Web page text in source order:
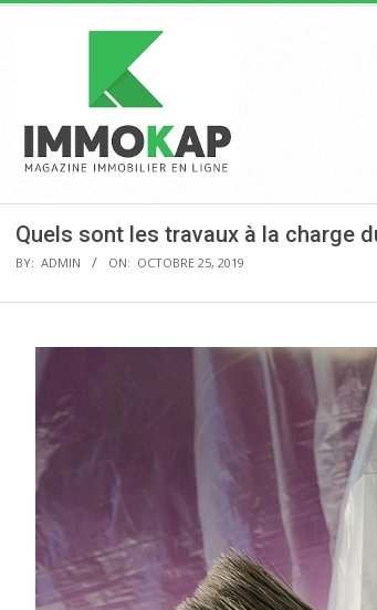
IMMOKAP
Quels sont les travaux à la charge
BY: ADMIN ON: OCTOBRE 25, 2019